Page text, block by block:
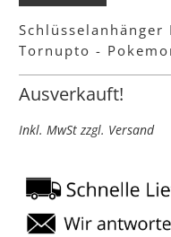
Tornupto -
Ausverkauft!
Inkl. MwSt zzgl. Versand